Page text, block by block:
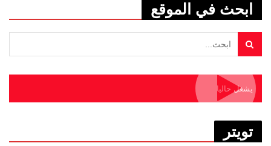
ابحث في الموقع
يشغل حاليا
تويتر